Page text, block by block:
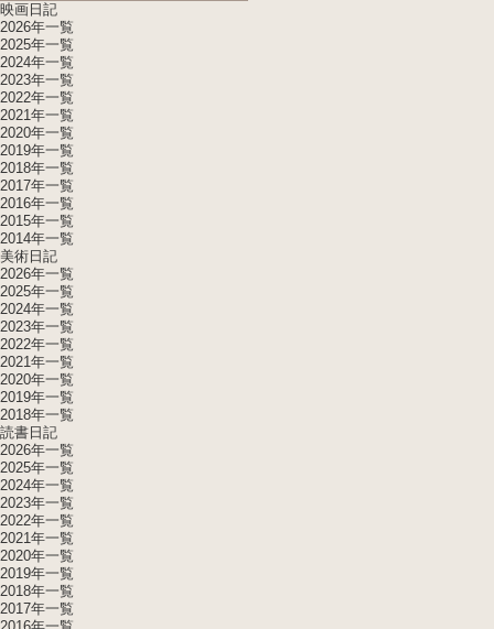
映画日記
2026年一覧
2025年一覧
2024年一覧
2023年一覧
2022年一覧
2021年一覧
2020年一覧
2019年一覧
2018年一覧
2017年一覧
2016年一覧
2015年一覧
2014年一覧
美術日記
2026年一覧
2025年一覧
2024年一覧
2023年一覧
2022年一覧
2021年一覧
2020年一覧
2019年一覧
2018年一覧
読書日記
2026年一覧
2025年一覧
2024年一覧
2023年一覧
2022年一覧
2021年一覧
2020年一覧
2019年一覧
2018年一覧
2017年一覧